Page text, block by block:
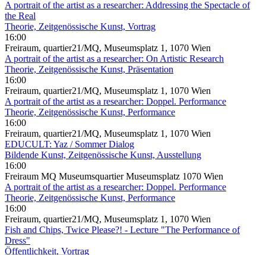
A portrait of the artist as a researcher: Addressing the Spectacle of
the Real
Theorie, Zeitgenössische Kunst, Vortrag
16:00
Freiraum, quartier21/MQ, Museumsplatz 1, 1070 Wien
A portrait of the artist as a researcher: On Artistic Research
Theorie, Zeitgenössische Kunst, Präsentation
16:00
Freiraum, quartier21/MQ, Museumsplatz 1, 1070 Wien
A portrait of the artist as a researcher: Doppel. Performance
Theorie, Zeitgenössische Kunst, Performance
16:00
Freiraum, quartier21/MQ, Museumsplatz 1, 1070 Wien
EDUCULT: Yaz / Sommer Dialog
Bildende Kunst, Zeitgenössische Kunst, Ausstellung
16:00
Freiraum MQ Museumsquartier Museumsplatz 1070 Wien
A portrait of the artist as a researcher: Doppel. Performance
Theorie, Zeitgenössische Kunst, Performance
16:00
Freiraum, quartier21/MQ, Museumsplatz 1, 1070 Wien
Fish and Chips, Twice Please?! - Lecture "The Performance of
Dress"
Öffentlichkeit, Vortrag